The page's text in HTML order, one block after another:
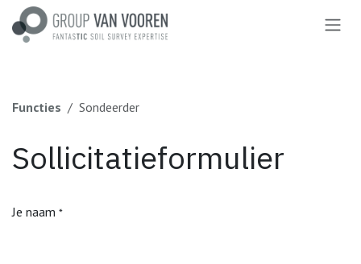
Overslaan naar inhoud
Functies Sondeerder
Sollicitatieformulier
Je naam *